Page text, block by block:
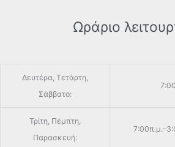
Ωράριο
Δευτέρα, Τετάρτη,
Σάββατο:
Τρίτη, Πέμπτη,
Παρασκευή: